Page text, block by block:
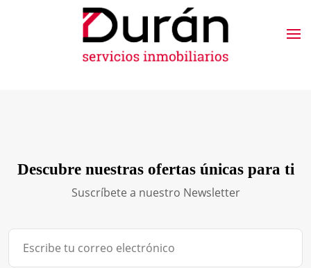
Descubre nuestras ofertas únicas para ti
Suscríbete a nuestro Newsletter